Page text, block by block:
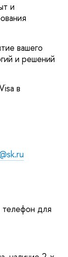
и
вашего
и решений
в
для